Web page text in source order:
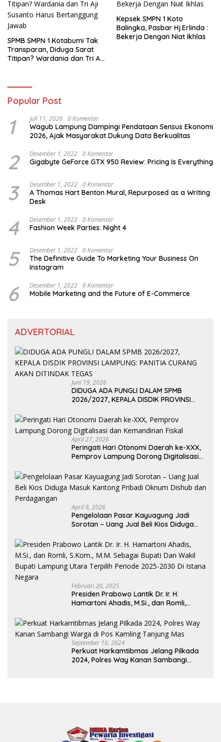
SPMB SMPN 1 Kotabumi Tak
Transparan, Diduga Sarat
Titipan? Wardania dan Tri Aji
Kepsek SMPN 1 Koto
Balingka, Pasbar Hj.Erlinda :
Bekerja Dengan Niat Ikhlas
Popular Post
1 Juli 11, 2026 0 Komentar
Wagub Lampung Dampingi Pendataan Sensus Ekonomi
2026, Ajak Masyarakat Dukung Data Berkualitas
2 Desember 1, 2022 0 Komentar
Gigabyte GeForce GTX 950 Review: Pricing Is Everything
3 Desember 1, 2022 0 Komentar
A Thomas Hart Benton Mural, Repurposed as a Writing
Desk
4 Desember 1, 2022 0 Komentar
Fashion Week Parties: Night 4
5 Desember 1, 2022 0 Komentar
The Definitive Guide To Marketing Your Business On
Instagram
6 Desember 1, 2022 0 Komentar
Mobile Marketing and the Future of E-Commerce
ADVERTORIAL
Juni 19, 2026
DIDUGA ADA PUNGLI DALAM SPMB
2026/2027, KEPALA DISDIK PROVINSI
DITINDAK TEGAS
April 27, 2026
Peringati Hari Otonomi Daerah ke-XXX,
Pemprov Lampung Dorong Digitalisasi
April 9, 2026
Pengelolaan Pasar Kayuagung Jadi
Sorotan – Uang Jual Beli Kios Diduga
dan Perdagangan
Februari 20, 2025
Presiden Prabowo Lantik Dr. Ir. H.
Hamartoni Ahadis, M.Si., dan Romli,
Bupati Lampung Utara Terpilih Periode
2025-2030 Di Istana Negara
September 16, 2024
Perkuat Harkamtibmas Jelang Pilkada
2024, Polres Way Kanan Sambangi